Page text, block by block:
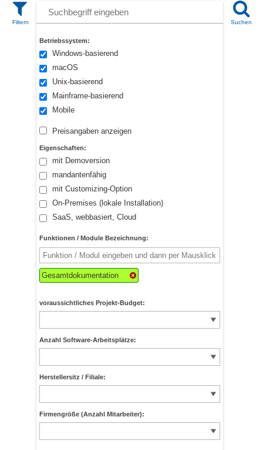
Betriebssystem:
Windows-basierend
macOS
Unix-basierend
Mainframe-basierend
Mobile
Preisangaben anzeigen
Eigenschaften:
mit Demoversion
mandantenfähig
mit Customizing-Option
On-Premises (lokale Installation)
SaaS, webbasiert, Cloud
Funktionen / Module Bezeichnung:
Gesamtdokumentation
voraussichtliches Projekt-Budget:
Anzahl Software-Arbeitsplätze:
Herstellersitz / Filiale:
Firmengröße (Anzahl Mitarbeiter):